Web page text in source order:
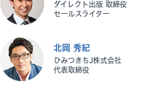
ダイレクト出版 取締役
セールスライター
北岡 秀紀
ひみつきちJ株式会社
代表取締役